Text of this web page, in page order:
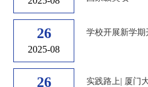
26
2025-08
学校开展新学
26
实践路上| 厦门